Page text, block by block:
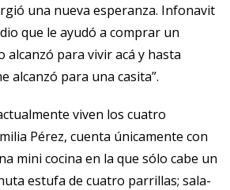
una nueva esperanza. Infonavit
que le ayudó a comprar un
alcanzó para vivir acá y hasta
alcanzó para una casita”.
viven los cuatro
Pérez, cuenta únicamente con
mini cocina en la que sólo cabe un
estufa de cuatro parrillas; sala-